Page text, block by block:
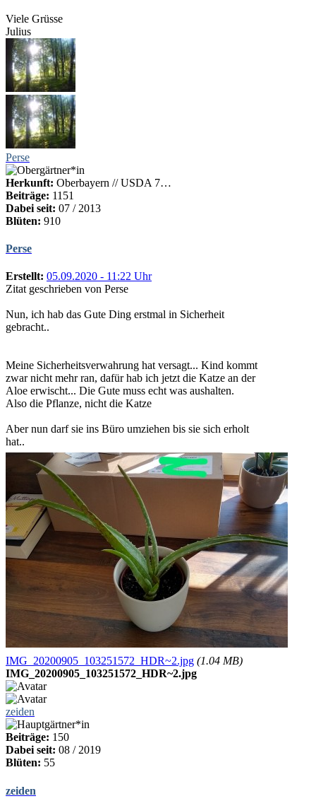
Viele Grüsse
Julius
Perse
Herkunft: Oberbayern // USDA 7…
Beiträge: 1151
Dabei seit: 07 / 2013
Blüten: 910
Perse
Erstellt: 05.09.2020 - 11:22 Uhr
Zitat geschrieben von Perse
Nun, ich hab das Gute Ding erstmal in Sicherheit
gebracht..
Meine Sicherheitsverwahrung hat versagt... Kind kommt
zwar nicht mehr ran, dafür hab ich jetzt die Katze an der
Aloe erwischt... Die Gute muss echt was aushalten.
Also die Pflanze, nicht die Katze
Aber nun darf sie ins Büro umziehen bis sie sich erholt
hat..
IMG_20200905_103251572_HDR~2.jpg (1.04 MB)
IMG_20200905_103251572_HDR~2.jpg
zeiden
Beiträge: 150
Dabei seit: 08 / 2019
Blüten: 55
zeiden